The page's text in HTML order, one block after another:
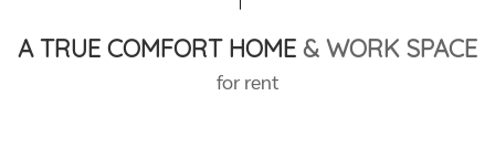
A TRUE COMFORT HOME & WORK SPACE
for rent